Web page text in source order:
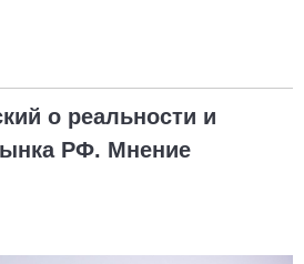
о реальности и
РФ. Мнение